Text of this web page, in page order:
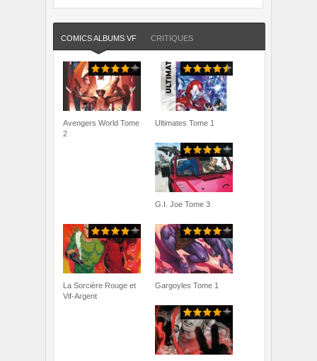
COMICS ALBUMS VF CRITIQUES
Avengers World Tome
2
Ultimates Tome 1
G.I. Joe Tome 3
La Sorcière Rouge et
Vif-Argent
Gargoyles Tome 1